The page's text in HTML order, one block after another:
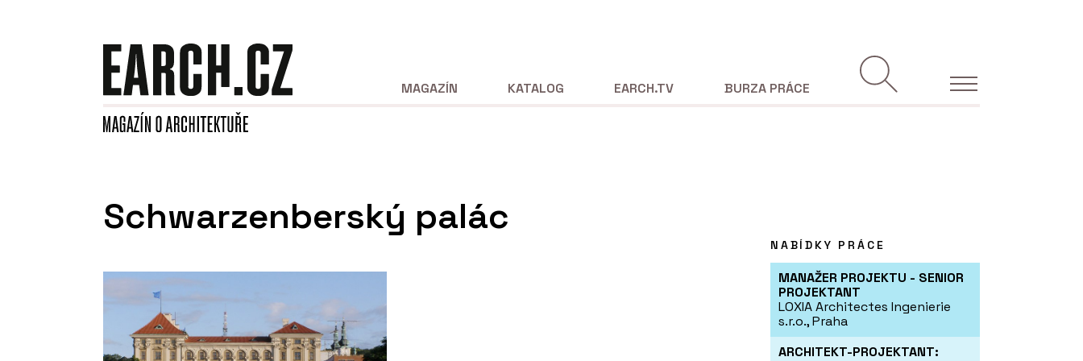
MAGAZÍN KATALOG EARCH.TV BURZA PRÁCE
Schwarzenberský palác
NABÍDKY PRÁCE
MANAŽER PROJEKTU - SENIOR
PROJEKTANT
LOXIA Architectes Ingenierie
s.r.o., Praha
ARCHITEKT-PROJEKTANT: